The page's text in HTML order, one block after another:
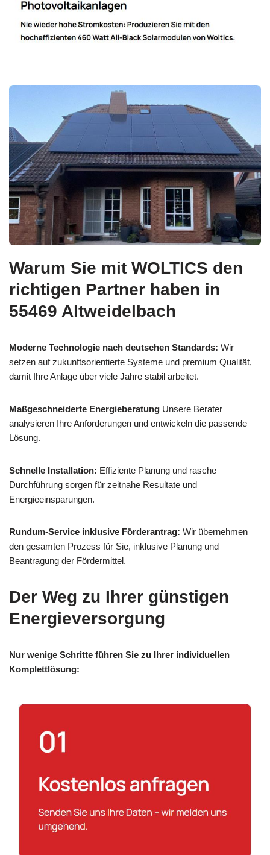
Warum Sie mit WOLTICS den
richtigen Partner haben in
55469 Altweidelbach
Moderne Technologie nach deutschen Standards: Wir
setzen auf zukunftsorientierte Systeme und premium Qualität,
damit Ihre Anlage über viele Jahre stabil arbeitet.
Maßgeschneiderte Energieberatung Unsere Berater
analysieren Ihre Anforderungen und entwickeln die passende
Lösung.
Schnelle Installation: Effiziente Planung und rasche
Durchführung sorgen für zeitnahe Resultate und
Energieeinsparungen.
Rundum-Service inklusive Förderantrag: Wir übernehmen
den gesamten Prozess für Sie, inklusive Planung und
Beantragung der Fördermittel.
Der Weg zu Ihrer günstigen
Energieversorgung
Nur wenige Schritte führen Sie zu Ihrer individuellen
Komplettlösung: